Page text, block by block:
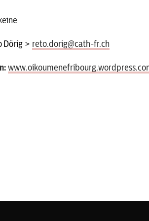
Dörig > reto.dorig@cath-fr.ch